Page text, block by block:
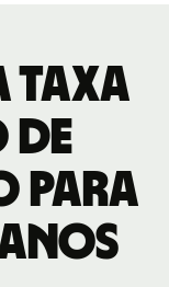
taxa
de
para